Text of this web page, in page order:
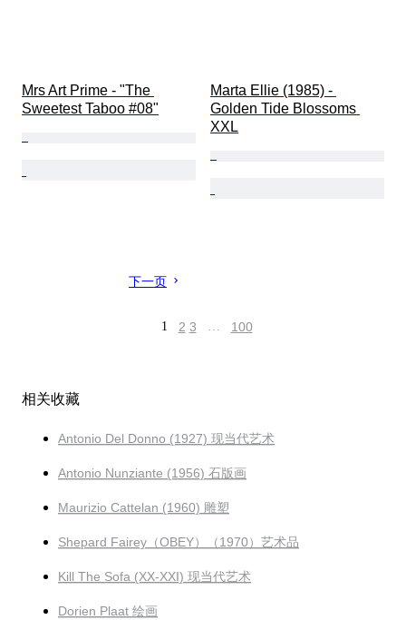
Mrs Art Prime - "The
Sweetest Taboo #08"
Marta Ellie (1985) -
Golden Tide Blossoms
XXL
下一页
1 2 3 … 100
相关收藏
Antonio Del Donno (1927) 现当代艺术
Antonio Nunziante (1956) 石版画
Maurizio Cattelan (1960) 雕塑
Shepard Fairey（OBEY）（1970）艺术品
Kill The Sofa (XX-XXI) 现当代艺术
Dorien Plaat 绘画